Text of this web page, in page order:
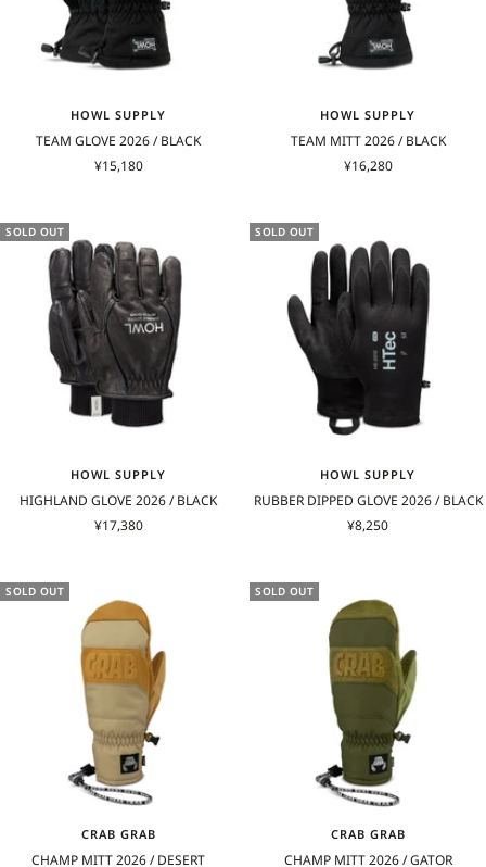
HOWL SUPPLY
TEAM GLOVE 2026 / BLACK
セ
格
¥15,180
HOWL SUPPLY
TEAM MITT 2026 / BLACK
セ
格
¥16,280
SOLD OUT
HOWL SUPPLY
HIGHLAND GLOVE 2026 / BLACK
セ
格
¥17,380
SOLD OUT
HOWL SUPPLY
RUBBER DIPPED GLOVE 2026 / BLACK
セ
格
¥8,250
SOLD OUT
CRAB GRAB
CHAMP MITT 2026 / DESERT
SOLD OUT
CRAB GRAB
CHAMP MITT 2026 / GATOR